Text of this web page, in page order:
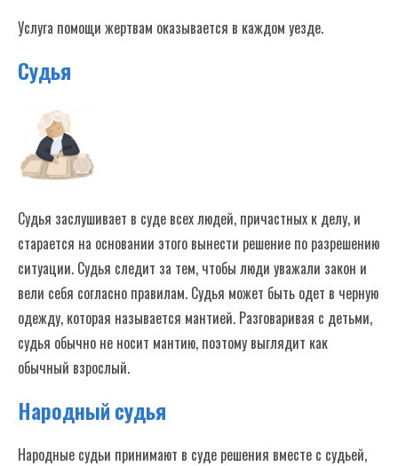
Услуга помощи жертвам оказывается в каждом уезде.
Судья
Судья заслушивает в суде всех людей, причастных к делу, и
старается на основании этого вынести решение по разрешению
ситуации. Судья следит за тем, чтобы люди уважали закон и
вели себя согласно правилам. Судья может быть одет в черную
одежду, которая называется мантией. Разговаривая с детьми,
судья обычно не носит мантию, поэтому выглядит как
обычный взрослый.
Народный судья
Народные судьи принимают в суде решения вместе с судьей,